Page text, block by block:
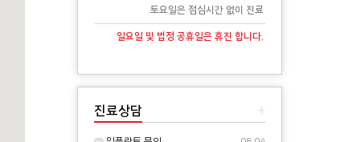
토요일은 점심시간 없이 진료
일요일 및 법정 공휴일은 휴진 합니다.
+
진료상담